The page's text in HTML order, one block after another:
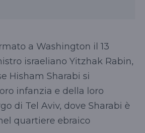
a Washington il 13
israeliano Yitzhak Rabin,
Hisham Sharabi si
infanzia e della loro
di Tel Aviv, dove Sharabi è
quartiere ebraico